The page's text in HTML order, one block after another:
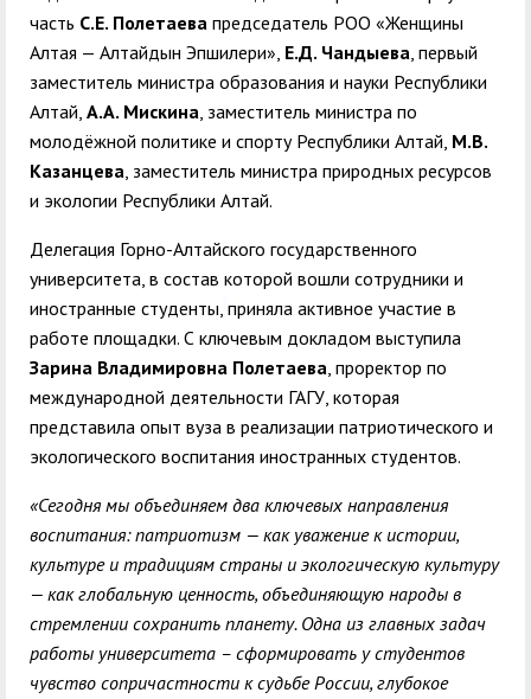
часть С.Е. Полетаева председатель РОО «Женщины
Алтая — Алтайдын Эпшилери», Е.Д. Чандыева, первый
заместитель министра образования и науки Республики
Алтай, А.А. Мискина, заместитель министра по
молодёжной политике и спорту Республики Алтай, М.В.
Казанцева, заместитель министра природных ресурсов
и экологии Республики Алтай.
Делегация Горно-Алтайского государственного
университета, в состав которой вошли сотрудники и
иностранные студенты, приняла активное участие в
работе площадки. С ключевым докладом выступила
Зарина Владимировна Полетаева, проректор по
международной деятельности ГАГУ, которая
представила опыт вуза в реализации патриотического и
экологического воспитания иностранных студентов.
«Сегодня мы объединяем два ключевых направления
воспитания: патриотизм — как уважение к истории,
культуре и традициям страны и экологическую культуру
— как глобальную ценность, объединяющую народы в
стремлении сохранить планету. Одна из главных задач
работы университета – сформировать у студентов
чувство сопричастности к судьбе России, глубокое